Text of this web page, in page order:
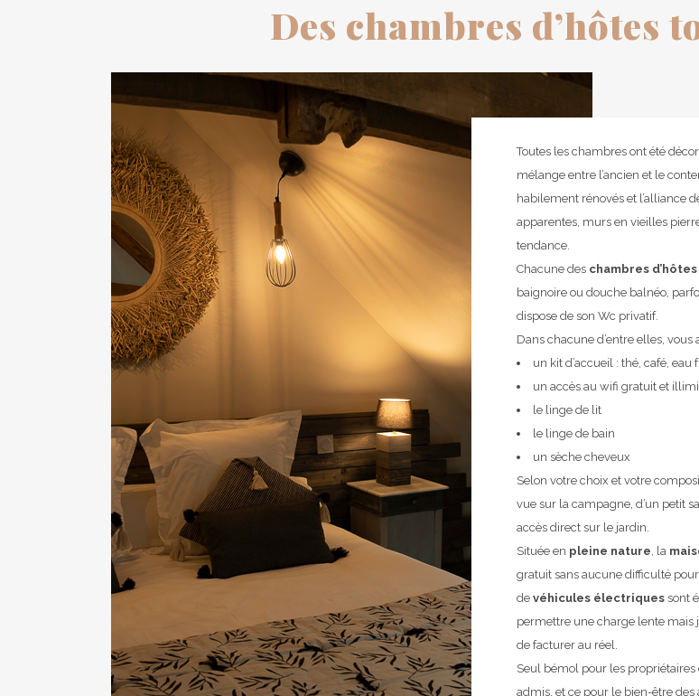
Des chambres d’hôtes
Toutes les chambres ont été
mélange entre l’ancien et le
habilement rénovés et l’alliance
apparentes, murs en vieilles
tendance.
Chacune des chambres d’hôtes
baignoire ou douche balnéo,
dispose de son Wc privatif.
Dans chacune d’entre elles, vous
un kit d’accueil : thé, café, eau
un accès au wifi gratuit et
le linge de lit
le linge de bain
un sèche cheveux
Selon votre choix et votre
vue sur la campagne, d’un petit
accès direct sur le jardin.
Située en pleine nature, la
gratuit sans aucune difficulté
de véhicules électriques sont
permettre une charge lente
de facturer au réel.
Seul bémol pour les propriétaires
admis, et ce pour le bien-être